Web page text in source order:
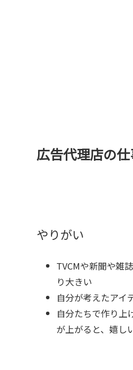
広告代理店の
やりがい
TVCMや新聞や雑
り大きい
自分が考えたアイ
自分たちで作り上
が上がると、嬉し